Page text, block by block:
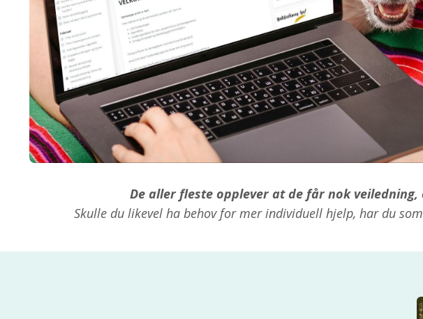
De aller fleste opplever at de får nok
Skulle du likevel ha behov for mer individuell hjelp, har du